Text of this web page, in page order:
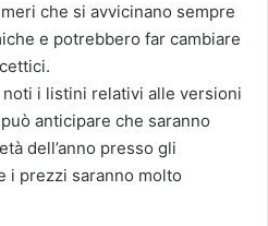
che si avvicinano sempre
e potrebbero far cambiare
i listini relativi alle versioni
anticipare che saranno
dell’anno presso gli
i prezzi saranno molto